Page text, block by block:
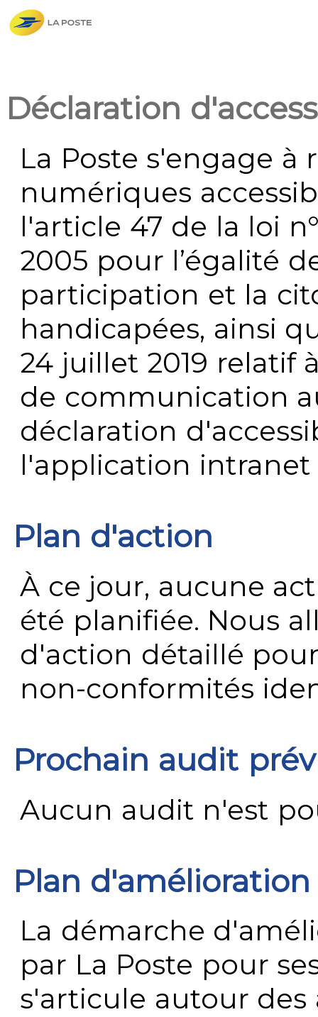
Déclaration
La Poste s'engage à
numériques
l'article 47 de la loi
2005 pour l’égalité
participation et la
handicapées, ainsi
24 juillet 2019 relatif
de communication
déclaration
l'application
Plan d'action
À ce jour, aucune
été planifiée. Nous
d'action détaillé
non-conformités
Prochain audit
Aucun audit n'est
Plan
La démarche
par La Poste pour
s'articule autour des